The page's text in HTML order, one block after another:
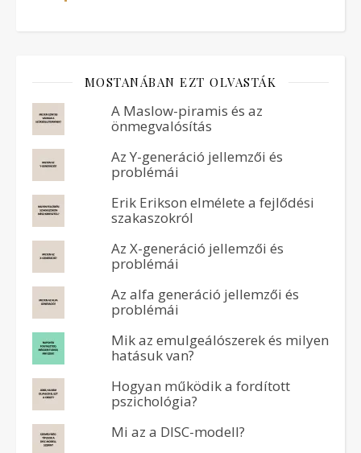
MOSTANÁBAN EZT OLVASTÁK
A Maslow-piramis és az
önmegvalósítás
Az Y-generáció jellemzői és
problémái
Erik Erikson elmélete a fejlődési
szakaszokról
Az X-generáció jellemzői és
problémái
Az alfa generáció jellemzői és
problémái
Mik az emulgeálószerek és milyen
hatásuk van?
Hogyan működik a fordított
pszichológia?
Mi az a DISC-modell?